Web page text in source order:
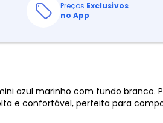
de Poliéster
Preços Exclusivos
no App
azul marinho com fundo branco.
e confortável, perfeita para